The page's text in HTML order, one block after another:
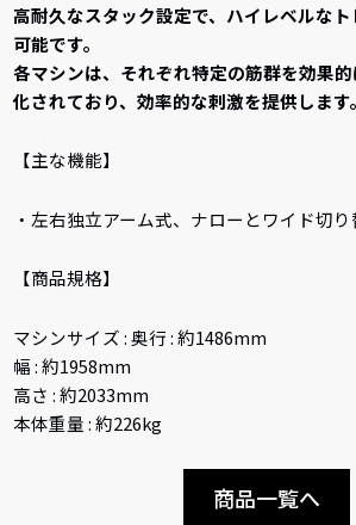
高耐久なスタック設定で、ハイレベルな
可能です。
各マシンは、それぞれ特定の筋群を効果
化されており、効率的な刺激を提供します。
【主な機能】
・左右独立アーム式、ナローとワイド切
【商品規格】
マシンサイズ : 奥行 : 約1486mm
幅 : 約1958mm
高さ : 約2033mm
本体重量 : 約226kg
商品一覧へ